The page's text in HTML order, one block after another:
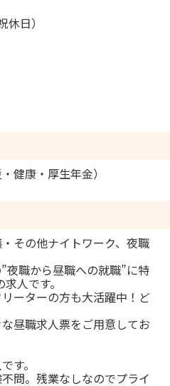
日）
健康・厚生年金）
その他ナイトワーク、夜職
夜職から昼職への就職”に特
人です。
ーターの方も大活躍中！ど
昼職求人票をご用意してお
す。
問。残業なしなのでプライ